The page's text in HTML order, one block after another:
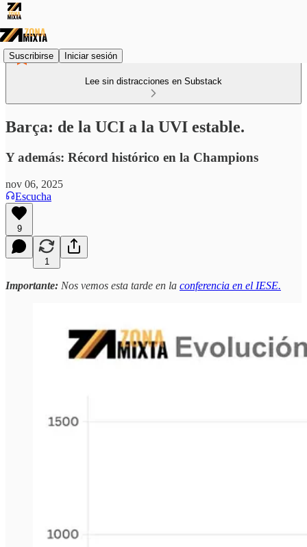
Suscribirse Iniciar sesión
Lee sin distracciones en Substack
Barça: de la UCI a la UVI estable.
Y además: Récord histórico en la Champions
nov 06, 2025
Escucha
9
1
Importante: Nos vemos esta tarde en la conferencia en el IESE.